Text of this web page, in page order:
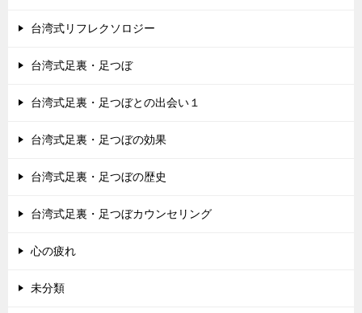
台湾式リフレクソロジー
台湾式足裏・足つぼ
台湾式足裏・足つぼとの出会い１
台湾式足裏・足つぼの効果
台湾式足裏・足つぼの歴史
台湾式足裏・足つぼカウンセリング
心の疲れ
未分類